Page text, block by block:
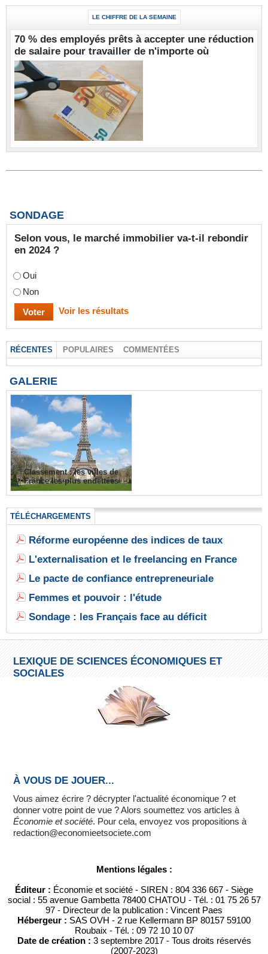
LE CHIFFRE DE LA SEMAINE
70 % des employés prêts à accepter une réduction
de salaire pour travailler de n'importe où
SONDAGE
Selon vous, le marché immobilier va-t-il rebondir
en 2024 ?
Oui
Non
Voir les résultats
RÉCENTES POPULAIRES COMMENTÉES
GALERIE
Classement : les villes de
France les plus endettées
TÉLÉCHARGEMENTS
Réforme européenne des indices de taux
L'externalisation et le freelancing en France
Le pacte de confiance entrepreneuriale
Femmes et pouvoir : l'étude
Sondage : les Français face au déficit
LEXIQUE DE SCIENCES ÉCONOMIQUES ET
SOCIALES
À VOUS DE JOUER...
Vous aimez écrire ? décrypter l'actualité économique ? et
donner votre point de vue ? Alors soumettez vos articles à
Économie et société. Pour cela, envoyez vos propositions à
redaction@economieetsociete.com
Mentions légales :
Éditeur : Économie et société - SIREN : 804 336 667 - Siège
social : 55 avenue Gambetta 78400 CHATOU - Tél. : 01 75 26 57
97 - Directeur de la publication : Vincent Paes
Hébergeur : SAS OVH - 2 rue Kellermann BP 80157 59100
Roubaix - Tél. : 09 72 10 10 07
Date de création : 3 septembre 2017 - Tous droits réservés
(2007-2023)